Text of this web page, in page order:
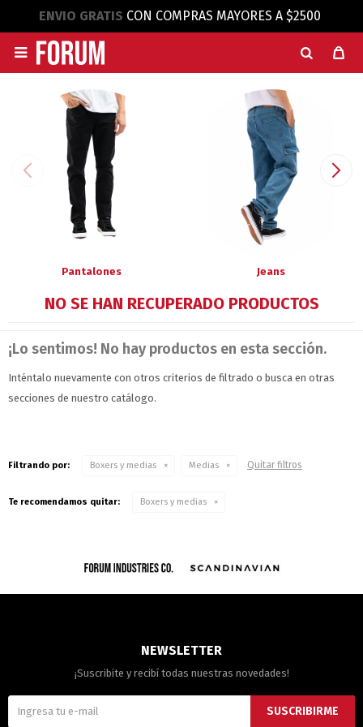
ENVIO GRATIS CON COMPRAS MAYORES A $2500

Pantalones Jeans
NO SE HAN RECUPERADO PRODUCTOS
¡Lo sentimos! No hay productos en esta sección.
Inténtalo nuevamente con otros criterios de filtrado o busca en otras
secciones de nuestro catálogo.
Filtrando por: Boxers y medias Medias Quitar filtros
Te recomendamos quitar: Boxers y medias
NEWSLETTER
¡Suscribite y recibí todas nuestras novedades!
SUSCRIBIRME